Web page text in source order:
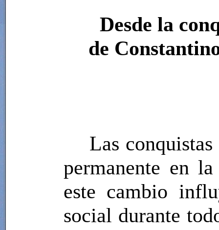
Desde la
de
Las
permanente en
este cambio
social durante